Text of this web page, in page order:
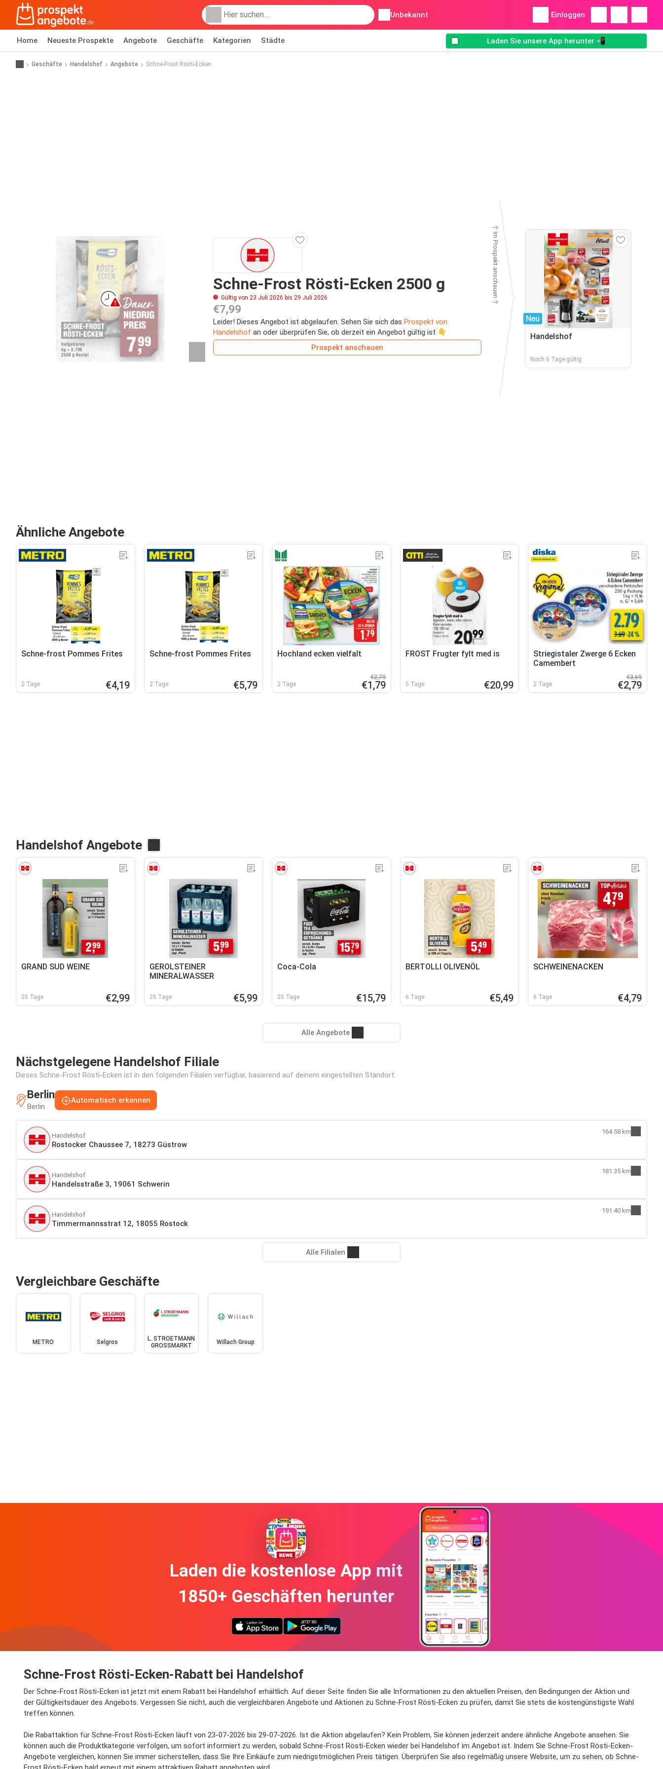
Unbekannt Einloggen
Home Neueste Prospekte Angebote Geschäfte Kategorien Städte Laden Sie unsere App herunter 📲
Geschäfte Handelshof Angebote Schne-Frost Rösti-Ecken
Schne-Frost Rösti-Ecken 2500 g
Gültig von 23 Juli 2026 bis 29 Juli 2026
€7,99
Leider! Dieses Angebot ist abgelaufen. Sehen Sie sich das Prospekt von
Handelshof an oder überprüfen Sie, ob derzeit ein Angebot gültig ist 👇
Prospekt anschauen
Im Prospekt anschauen
Neu
Handelshof
Noch 6 Tage gültig
Ähnliche Angebote
Schne-frost Pommes Frites
2 Tage €4,19
Schne-frost Pommes Frites
2 Tage €5,79
Hochland ecken vielfalt
2 Tage
€2,79
€1,79
FROST Frugter fylt med is
5 Tage €20,99
Striegistaler Zwerge 6 Ecken
Camembert
2 Tage
€3,69
€2,79
Handelshof Angebote
GRAND SUD WEINE
25 Tage €2,99
GEROLSTEINER
MINERALWASSER
25 Tage €5,99
Coca-Cola
25 Tage €15,79
BERTOLLI OLIVENÖL
6 Tage €5,49
SCHWEINENACKEN
6 Tage €4,79
Alle Angebote
Nächstgelegene Handelshof Filiale
Dieses Schne-Frost Rösti-Ecken ist in den folgenden Filialen verfügbar, basierend auf deinem eingestellten Standort:
Berlin
Berlin
Automatisch erkennen
Handelshof
Rostocker Chaussee 7, 18273 Güstrow
164.58 km
Handelshof
Handelsstraße 3, 19061 Schwerin
181.35 km
Handelshof
Timmermannsstrat 12, 18055 Rostock
191.40 km
Alle Filialen
Vergleichbare Geschäfte
METRO Selgros
L. STROETMANN
GROSSMARKT
Willach Group
Laden die kostenlose App mit
1850+ Geschäften herunter
Schne-Frost Rösti-Ecken-Rabatt bei Handelshof
Der Schne-Frost Rösti-Ecken ist jetzt mit einem Rabatt bei Handelshof erhältlich. Auf dieser Seite finden Sie alle Informationen zu den aktuellen Preisen, den Bedingungen der Aktion und
der Gültigkeitsdauer des Angebots. Vergessen Sie nicht, auch die vergleichbaren Angebote und Aktionen zu Schne-Frost Rösti-Ecken zu prüfen, damit Sie stets die kostengünstigste Wahl
treffen können.
Die Rabattaktion für Schne-Frost Rösti-Ecken läuft von 23-07-2026 bis 29-07-2026. Ist die Aktion abgelaufen? Kein Problem, Sie können jederzeit andere ähnliche Angebote ansehen. Sie
können auch die Produktkategorie verfolgen, um sofort informiert zu werden, sobald Schne-Frost Rösti-Ecken wieder bei Handelshof im Angebot ist. Indem Sie Schne-Frost Rösti-Ecken-
Angebote vergleichen, können Sie immer sicherstellen, dass Sie Ihre Einkäufe zum niedrigstmöglichen Preis tätigen. Überprüfen Sie also regelmäßig unsere Website, um zu sehen, ob Schne-